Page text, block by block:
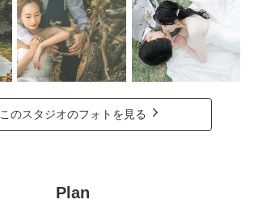
このスタジオのフォトを見る
Plan